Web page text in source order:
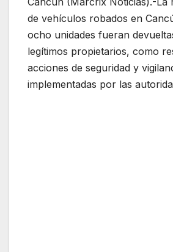
de vehículos robados en
ocho unidades fueran
legítimos propietarios, como
acciones de seguridad y
implementadas por las